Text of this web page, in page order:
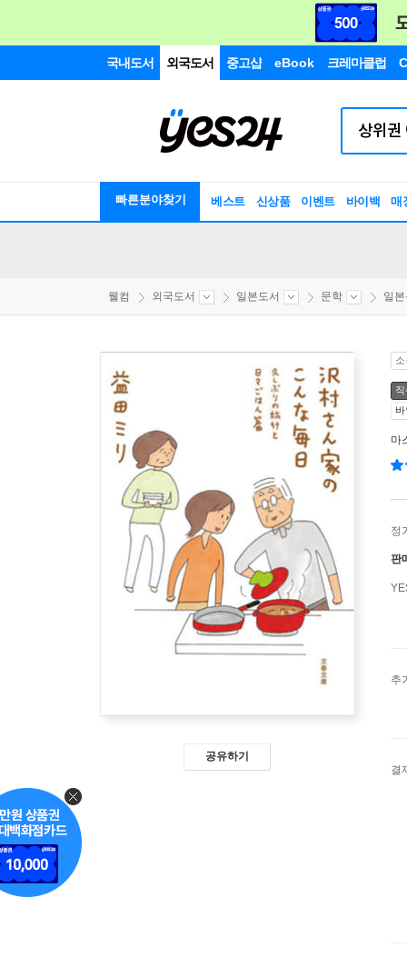
국내도서 외국도서 중고샵 eBook 크레마클럽
빠른분야찾기 베스트 신상품 이벤트 바이백 매
웰컴 외국도서 일본도서 문학 일
공유하기
마
정
판
추
결